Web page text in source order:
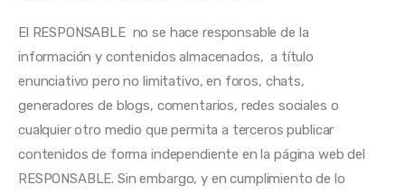
El RESPONSABLE  no se hace responsable de la
información y contenidos almacenados,  a título
enunciativo pero no limitativo, en foros, chats,
generadores de blogs, comentarios, redes sociales o
cualquier otro medio que permita a terceros publicar
contenidos de forma independiente en la página web del
RESPONSABLE. Sin embargo, y en cumplimiento de lo